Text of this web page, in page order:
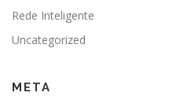
Rede Inteligente
Uncategorized
META